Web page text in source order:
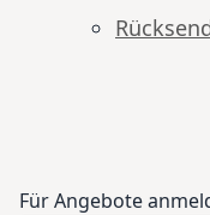
Für Angebote